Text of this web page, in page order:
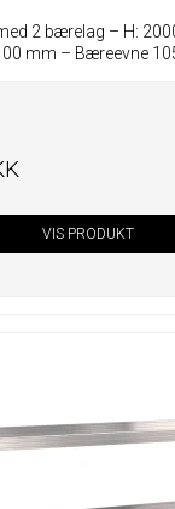
2 bærelag – H:
mm – Bæreevne
VIS PRODUKT